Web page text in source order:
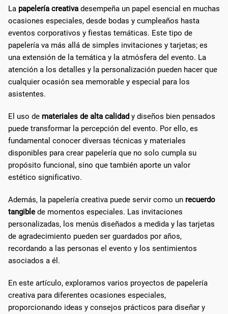
La papelería creativa desempeña un papel esencial en muchas
ocasiones especiales, desde bodas y cumpleaños hasta
eventos corporativos y fiestas temáticas. Este tipo de
papelería va más allá de simples invitaciones y tarjetas; es
una extensión de la temática y la atmósfera del evento. La
atención a los detalles y la personalización pueden hacer que
cualquier ocasión sea memorable y especial para los
asistentes.
El uso de materiales de alta calidad y diseños bien pensados
puede transformar la percepción del evento. Por ello, es
fundamental conocer diversas técnicas y materiales
disponibles para crear papelería que no solo cumpla su
propósito funcional, sino que también aporte un valor
estético significativo.
Además, la papelería creativa puede servir como un recuerdo
tangible de momentos especiales. Las invitaciones
personalizadas, los menús diseñados a medida y las tarjetas
de agradecimiento pueden ser guardados por años,
recordando a las personas el evento y los sentimientos
asociados a él.
En este artículo, exploramos varios proyectos de papelería
creativa para diferentes ocasiones especiales,
proporcionando ideas y consejos prácticos para diseñar y